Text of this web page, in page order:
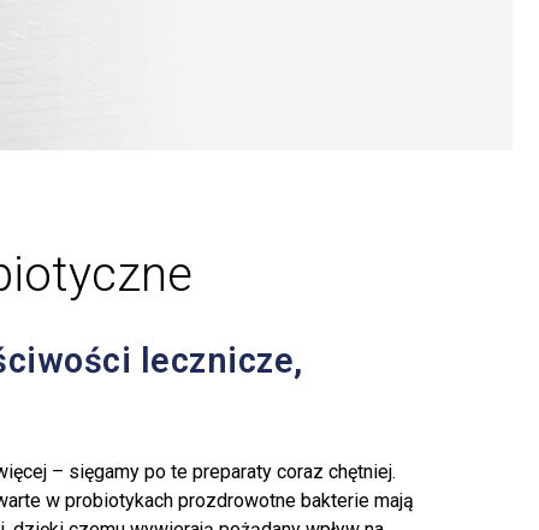
lecznicze,
– sięgamy po te preparaty coraz chętniej.
w probiotykach prozdrowotne bakterie mają